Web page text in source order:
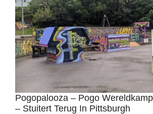
Pogopalooza – Pogo
– Stuitert Terug In Pittsburgh